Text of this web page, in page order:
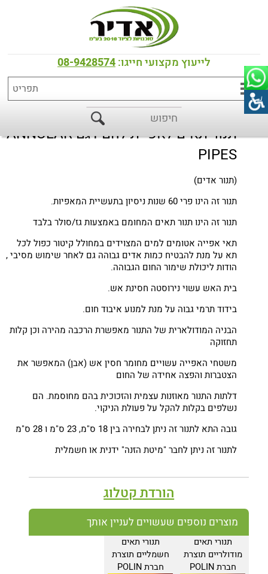
לייעוץ מקצועי חייגו:08-9428574
כל המוצרים>תנורים>תנורי FORNI FIORINI איטליה
תנור לחם תעשייתי
תנור תאים לאפיית לחם דגם ANNULAR
PIPES
(תנור אדים)
תנור זה הינו פרי 60 שנות ניסיון בתעשיית המאפיות.
תנור זה הינו תנור תאים המחומם באמצעות גז/סולר בלבד
תאי אפייה אטומים למים המצוידים במחולל קיטור כפול לכל
תא על מנת להבטיח כמות אדים גבוהה גם לאחר שימוש מסיבי ,
הודות ליכולת שימור החום הגבוהה.
בית האש עשוי נירוסטה חסינת אש.
בידוד תרמי גבוה על מנת למנוע איבוד חום.
הבניה המודולארית של התנור מאפשרת הרכבה מהירה וכן קלות
תחזוקה
משטחי האפייה עשויים מחומר חסין אש (אבן) המאפשר את
הצטברות והפצה אחידה של החום
דלתות התנור מאוזנות עצמית והזכוכית בהם מחוסמת. הם
נשלפים בקלות להקל על פעולת הניקוי.
גובה התא לתנור זה ניתן לבחירה בין 18 ס"מ, 23 ס"מ ו 28 ס"מ
לתנור זה ניתן לחבר "מיטת הזנה" ידנית או חשמלית
הורדת קטלוג
מוצרים נוספים שעשויים לעניין אותך
תנורי תאים
מודולריים תוצרת
חברת POLIN
תנורי תאים
חשמליים תוצרת
חברת POLIN